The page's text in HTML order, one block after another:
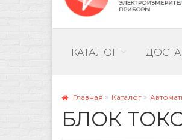
КАТАЛОГ
Главная Каталог
БЛОК